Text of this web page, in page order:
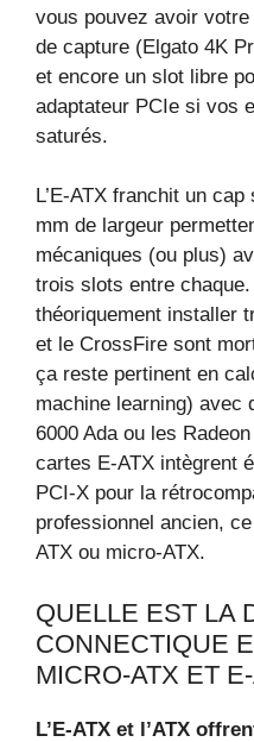
vous pouvez avoir
de capture (Elgato 4K
et encore un slot libre
adaptateur PCIe si vos
saturés.
L’E‑ATX franchit un
mm de largeur
mécaniques (ou plus)
trois slots entre
théoriquement installer
et le CrossFire sont
ça reste pertinent en
machine learning) avec
6000 Ada ou les
cartes E‑ATX intègrent
PCI‑X pour la
professionnel ancien,
ATX ou micro‑ATX.
QUELLE EST LA
CONNECTIQUE
MICRO‑ATX ET
L’E‑ATX et l’ATX